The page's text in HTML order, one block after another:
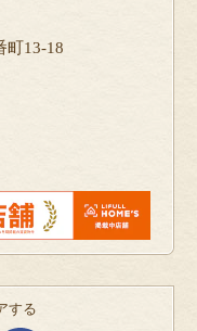
町13-18
する